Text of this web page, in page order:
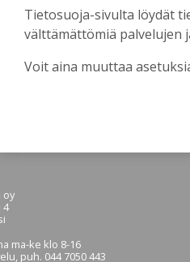
oy
4
ma-ke klo 8-16
puh. 044 7050 443
Tietosuoja-sivulta löydät
välttämättömiä palvelujen
Voit aina muuttaa